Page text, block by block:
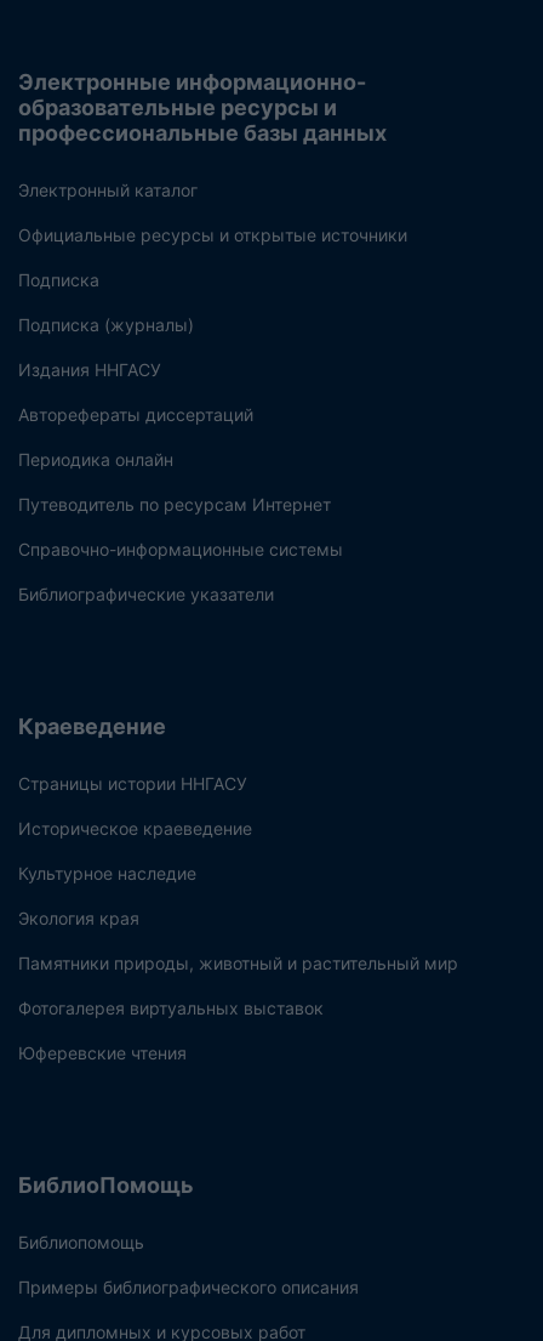
Электронные информационно-
образовательные ресурсы и
профессиональные базы данных
Электронный каталог
Официальные ресурсы и открытые источники
Подписка
Подписка (журналы)
Издания ННГАСУ
Авторефераты диссертаций
Периодика онлайн
Путеводитель по ресурсам Интернет
Справочно-информационные системы
Библиографические указатели
Краеведение
Страницы истории ННГАСУ
Историческое краеведение
Культурное наследие
Экология края
Памятники природы, животный и растительный мир
Фотогалерея виртуальных выставок
Юферевские чтения
БиблиоПомощь
Библиопомощь
Примеры библиографического описания
Для дипломных и курсовых работ